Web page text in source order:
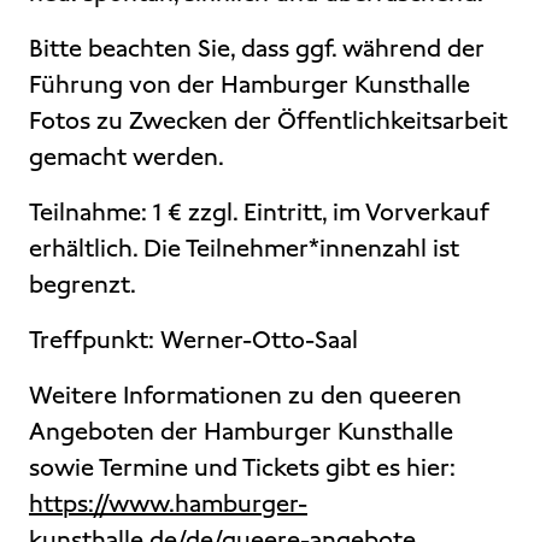
Bitte beachten Sie, dass ggf. während der
Führung von der Hamburger Kunsthalle
Fotos zu Zwecken der Öffentlichkeitsarbeit
gemacht werden.
Teilnahme: 1 € zzgl. Eintritt, im Vorverkauf
erhältlich. Die Teilnehmer*innenzahl ist
begrenzt.
Treffpunkt: Werner-Otto-Saal
Weitere Informationen zu den queeren
Angeboten der Hamburger Kunsthalle
sowie Termine und Tickets gibt es hier:
https://www.hamburger-